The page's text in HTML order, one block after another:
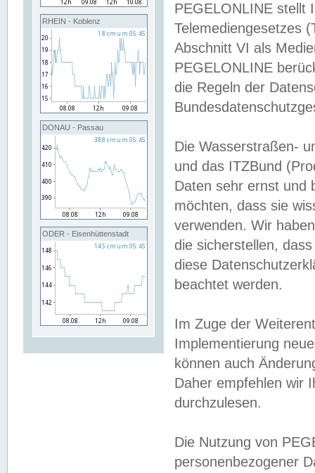
RHEIN - Koblenz
DONAU - Passau
ODER - Eisenhüttenstadt
PEGELONLINE stellt
Telemediengesetzes
Abschnitt VI als
PEGELONLINE
die Regeln der
Die Wasserstraßen-
und das ITZBund
Daten sehr ernst und
möchten, dass sie
verwenden. Wir
die sicherstellen,
diese
beachtet werden.
Im Zuge der
Implementierung
können auch
Daher empfehlen wir
durchzulesen.
Die Nutzung von
personenbezogener